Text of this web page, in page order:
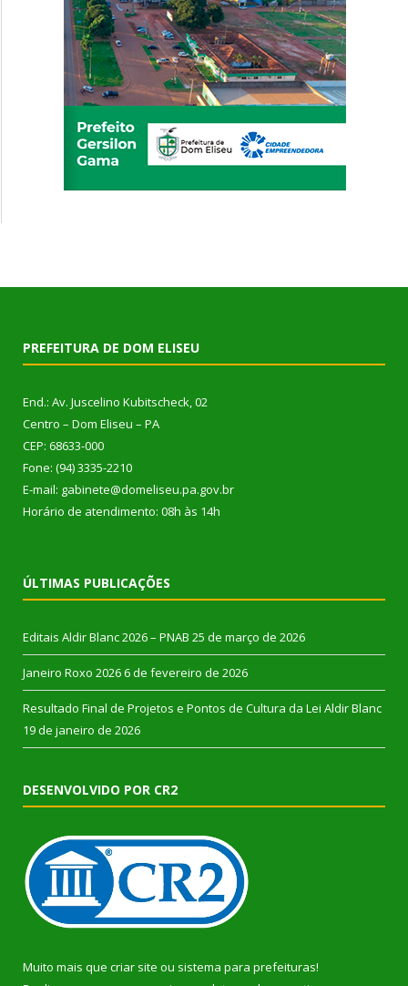
PREFEITURA DE DOM ELISEU
End.: Av. Juscelino Kubitscheck, 02
Centro – Dom Eliseu – PA
CEP: 68633-000
Fone: (94) 3335-2210
E-mail: gabinete@domeliseu.pa.gov.br
Horário de atendimento: 08h às 14h
ÚLTIMAS PUBLICAÇÕES
Editais Aldir Blanc 2026 – PNAB 25 de março de 2026
Janeiro Roxo 2026 6 de fevereiro de 2026
Resultado Final de Projetos e Pontos de Cultura da Lei Aldir Blanc
19 de janeiro de 2026
DESENVOLVIDO POR CR2
Muito mais que criar site ou sistema para prefeituras!